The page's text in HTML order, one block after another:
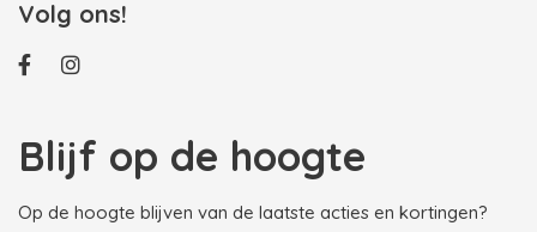
Volg ons!
Blijf op de hoogte
Op de hoogte blijven van de laatste acties en kortingen?